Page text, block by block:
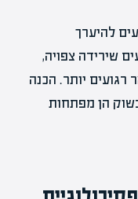
להיערך
שירידה צפויה,
רגועים יותר. הכנה
הן מפתחות